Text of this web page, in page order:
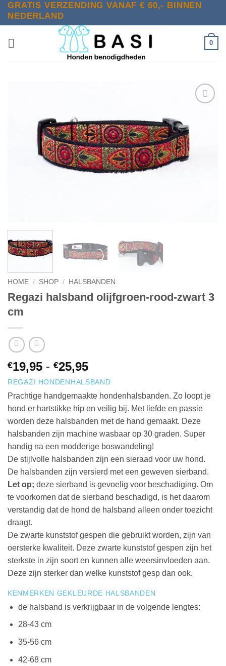
Ga
naar
GRATIS VERZENDING VANAF € 60,- BINNEN
NEDERLAND
0
verlanglijst
HOME / SHOP / HALSBANDEN
Regazi halsband olijfgroen-rood-zwart 3
cm
€19,95 - €25,95Prijsklasse:
€19,95
tot
€25,95
REGAZI HONDENHALSBAND
Prachtige handgemaakte hondenhalsbanden. Zo loopt je
hond er hartstikke hip en veilig bij. Met liefde en passie
worden deze halsbanden met de hand gemaakt. Deze
halsbanden zijn machine wasbaar op 30 graden. Super
handig na een modderige boswandeling!
De stijlvolle halsbanden zijn een sieraad voor uw hond.
De halsbanden zijn versierd met een geweven sierband.
Let op; deze sierband is gevoelig voor beschadiging. Om
te voorkomen dat de sierband beschadigd, is het daarom
verstandig dat de hond de halsband alleen onder toezicht
draagt.
De zwarte kunststof gespen die gebruikt worden, zijn van
oersterke kwaliteit. Deze zwarte kunststof gespen zijn het
sterkste in zijn soort en kunnen alle weersinvloeden aan.
Deze zijn sterker dan welke kunststof gesp dan ook.
KENMERKEN GEKLEURDE HALSBANDEN
de halsband is verkrijgbaar in de volgende lengtes:
28-43 cm
35-56 cm
42-68 cm